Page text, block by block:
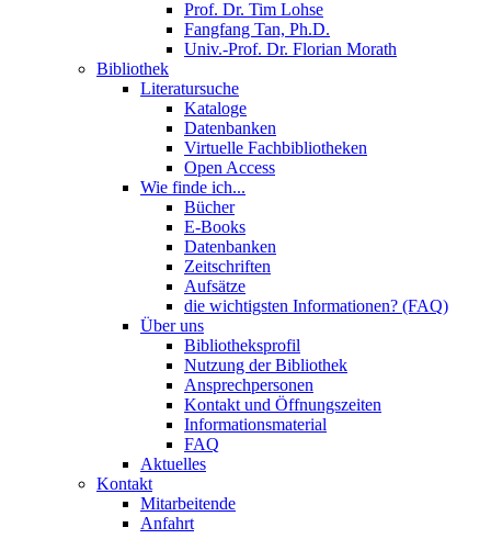
Prof. Dr. Tim Lohse
Fangfang Tan, Ph.D.
Univ.-Prof. Dr. Florian Morath
Bibliothek
Literatursuche
Kataloge
Datenbanken
Virtuelle Fachbibliotheken
Open Access
Wie finde ich...
Bücher
E-Books
Datenbanken
Zeitschriften
Aufsätze
die wichtigsten Informationen? (FAQ)
Über uns
Bibliotheksprofil
Nutzung der Bibliothek
Ansprechpersonen
Kontakt und Öffnungszeiten
Informationsmaterial
FAQ
Aktuelles
Kontakt
Mitarbeitende
Anfahrt